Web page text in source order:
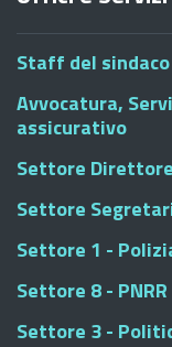
Staff del sindaco
Avvocatura,
assicurativo
Settore
Settore
Settore 1 -
Settore 8 -
Settore 3 -